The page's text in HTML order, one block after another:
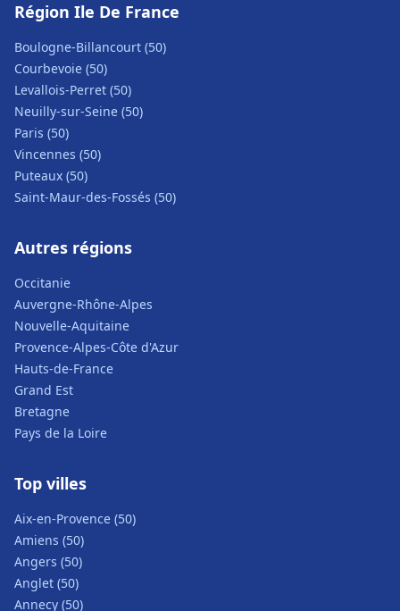
Région Ile De France
Boulogne-Billancourt (50)
Courbevoie (50)
Levallois-Perret (50)
Neuilly-sur-Seine (50)
Paris (50)
Vincennes (50)
Puteaux (50)
Saint-Maur-des-Fossés (50)
Autres régions
Occitanie
Auvergne-Rhône-Alpes
Nouvelle-Aquitaine
Provence-Alpes-Côte d'Azur
Hauts-de-France
Grand Est
Bretagne
Pays de la Loire
Top villes
Aix-en-Provence (50)
Amiens (50)
Angers (50)
Anglet (50)
Annecy (50)